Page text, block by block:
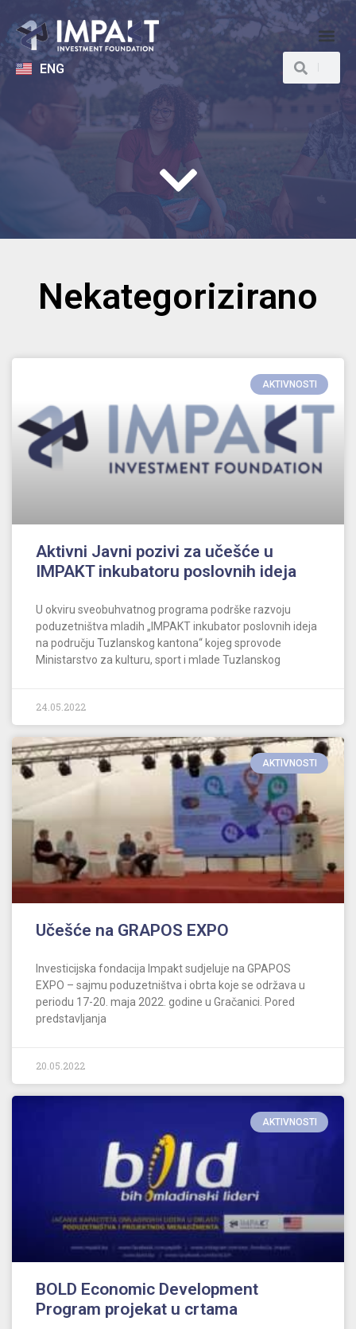
ENG
Nekategorizirano
AKTIVNOSTI
Aktivni Javni pozivi za učešće u
IMPAKT inkubatoru poslovnih ideja
U okviru sveobuhvatnog programa podrške razvoju
poduzetništva mladih „IMPAKT inkubator poslovnih ideja
na području Tuzlanskog kantona“ kojeg sprovode
Ministarstvo za kulturu, sport i mlade Tuzlanskog
24.05.2022
AKTIVNOSTI
Učešće na GRAPOS EXPO
Investicijska fondacija Impakt sudjeluje na GPAPOS
EXPO – sajmu poduzetništva i obrta koje se održava u
periodu 17-20. maja 2022. godine u Gračanici. Pored
predstavljanja
20.05.2022
AKTIVNOSTI
BOLD Economic Development
Program projekat u crtama